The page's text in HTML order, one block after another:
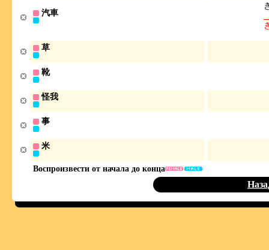
Воспроизвести от начала до конца
汽車
草
靴
怪我
事
米